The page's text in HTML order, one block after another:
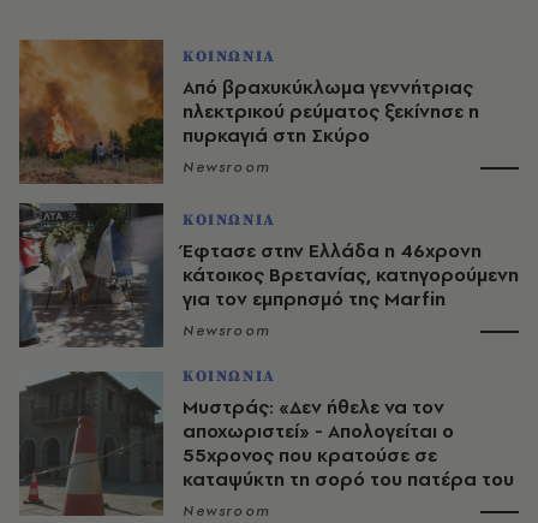
ΚΟΙΝΩΝΙΑ
Από βραχυκύκλωμα γεννήτριας
ηλεκτρικού ρεύματος ξεκίνησε η
πυρκαγιά στη Σκύρο
Newsroom
ΚΟΙΝΩΝΙΑ
Έφτασε στην Ελλάδα η 46χρονη
κάτοικος Βρετανίας, κατηγορούμενη
για τον εμπρησμό της Marfin
Newsroom
ΚΟΙΝΩΝΙΑ
Μυστράς: «Δεν ήθελε να τον
αποχωριστεί» - Απολογείται ο
55χρονος που κρατούσε σε
καταψύκτη τη σορό του πατέρα του
Newsroom